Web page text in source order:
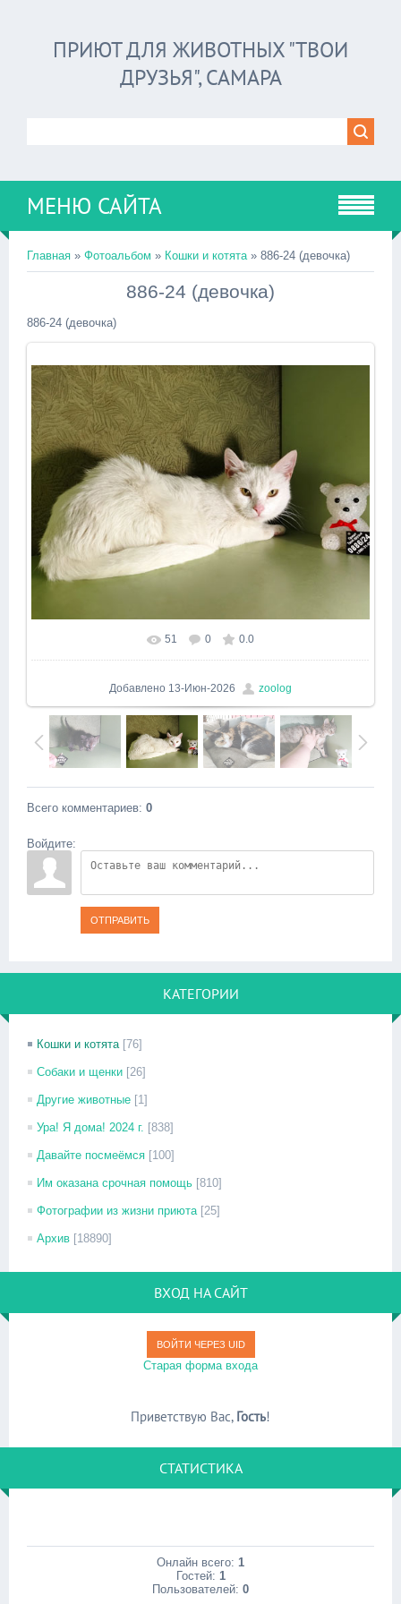
ПРИЮТ ДЛЯ ЖИВОТНЫХ "ТВОИ
ДРУЗЬЯ", САМАРА
МЕНЮ САЙТА
Главная » Фотоальбом » Кошки и котята» 886-24 (девочка)
886-24 (девочка)
886-24 (девочка)
51 0 0.0
Добавлено 13-Июн-2026 zoolog
Всего комментариев: 0
Войдите:
ОТПРАВИТЬ
КАТЕГОРИИ
Кошки и котята [76]
Собаки и щенки [26]
Другие животные [1]
Ура! Я дома! 2024 г. [838]
Давайте посмеёмся [100]
Им оказана срочная помощь [810]
Фотографии из жизни приюта [25]
Архив [18890]
ВХОД НА САЙТ
ВОЙТИ ЧЕРЕЗ UID
Старая форма входа
Приветствую Вас, Гость!
СТАТИСТИКА
Онлайн всего: 1
Гостей: 1
Пользователей: 0